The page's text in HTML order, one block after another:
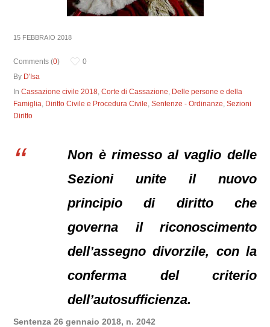
15 FEBBRAIO 2018
Comments (0)
0
By D'Isa
InCassazione civile 2018,Corte di Cassazione, Delle persone e della
Famiglia, Diritto Civile e Procedura Civile,Sentenze - Ordinanze,Sezioni
Diritto
Non è rimesso al vaglio delle
Sezioni unite il nuovo
principio di diritto che
governa il riconoscimento
dell’assegno divorzile, con la
conferma del criterio
dell’autosufficienza.
Sentenza 26 gennaio 2018, n. 2042